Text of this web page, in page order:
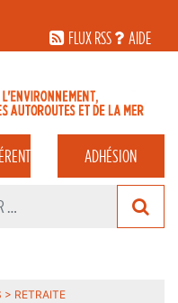
FLUX RSS
AIDE
ADHÉSION
> RETRAITE